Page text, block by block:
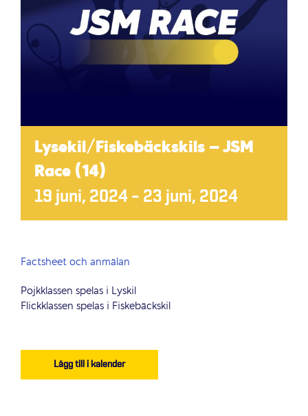
Lysekil/Fiskebäckskils – JSM
Race (14)
19 juni, 2024 – 23 juni, 2024
Factsheet och anmälan
Pojkklassen spelas i Lyskil
Flickklassen spelas i Fiskebäckskil
Lägg till i kalender